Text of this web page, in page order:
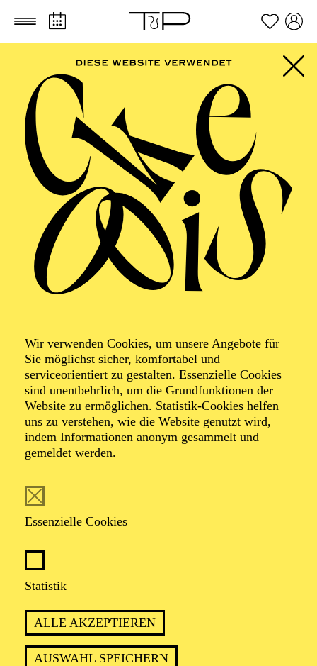
Zum Hauptinhalt springen Zum Footer springen
Wir verwenden Cookies, um unsere Angebote für
Sie möglichst sicher, komfortabel und
serviceorientiert zu gestalten. Essenzielle Cookies
sind unentbehrlich, um die Grundfunktionen der
Website zu ermöglichen. Statistik-Cookies helfen
uns zu verstehen, wie die Website genutzt wird,
indem Informationen anonym gesammelt und
gemeldet werden.
Essenzielle Cookies
Statistik
ALLE AKZEPTIEREN
AUSWAHL SPEICHERN
AALTO BALLETT
Tanz­hommage an
Queen
Tanzstück von Ben Van Cauwenbergh
Musik von Queen
ERLEBEN SIE HITS WIE „WE WILL
UND „BOHEMIAN RHAPSODY“ MIT
AUGEN UND OHREN NEU!